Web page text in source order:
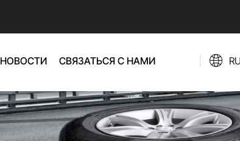
НОВОСТИ СВЯЗАТЬСЯ С НАМИ RU